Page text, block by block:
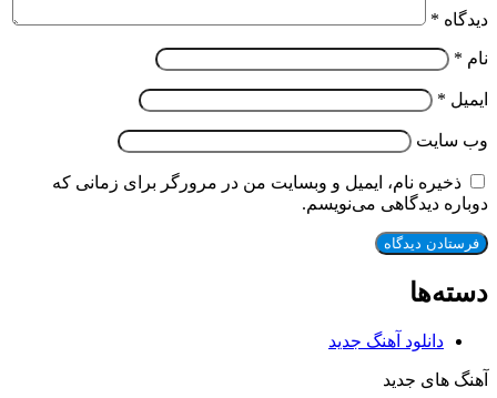
دیدگاه *
نام *
ایمیل *
وب‌ سایت
ذخیره نام، ایمیل و وبسایت من در مرورگر برای زمانی که
دوباره دیدگاهی می‌نویسم.
دسته‌ها
دانلود آهنگ جدید
آهنگ های جدید